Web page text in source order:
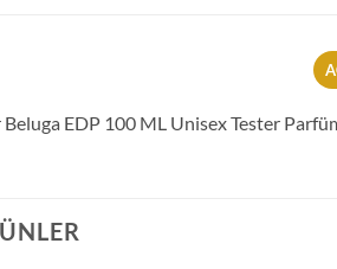
EDP 100 ML Unisex Tester